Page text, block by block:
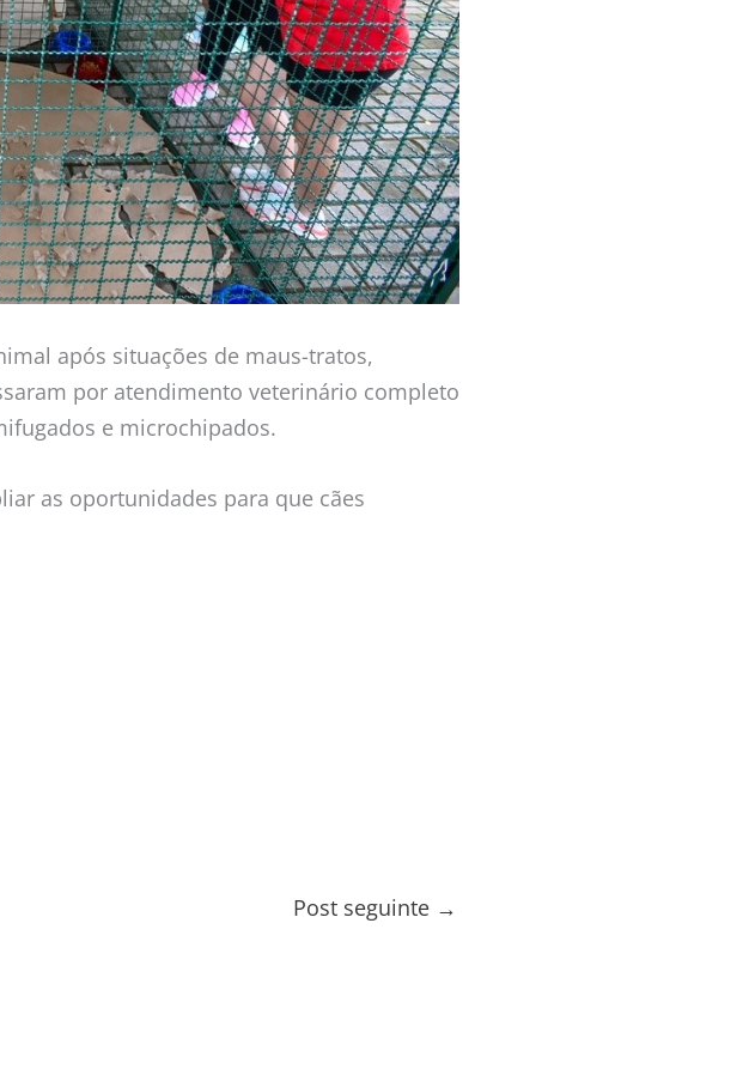
após situações de maus-tratos,
por atendimento veterinário completo
e microchipados.
as oportunidades para que cães
Post seguinte →